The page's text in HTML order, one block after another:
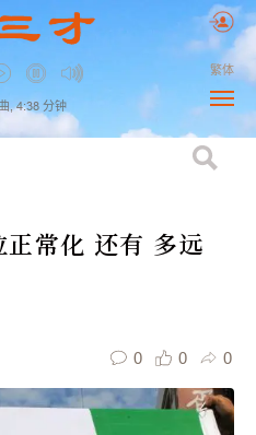
, 4:38 分钟
繁体
常化 还有 多远
0 0 0